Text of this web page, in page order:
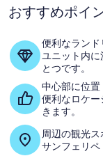
タ
ズ
写
真
ギ
おすすめポイ
便利なランド
ユニット内
とつです。
中心部に位置
便利なロケ
きます。
周辺の観光ス
サンフェリペ